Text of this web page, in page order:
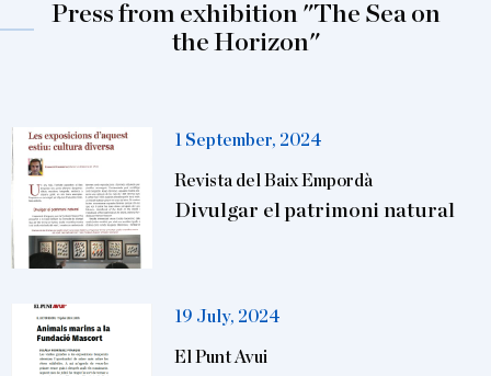
Press from exhibition "The Sea on
the Horizon"
1 September, 2024
Revista del Baix Empordà
Divulgar el patrimoni natural
19 July, 2024
El Punt Avui